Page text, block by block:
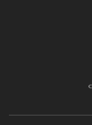
Webgune
nabigatzeko
Guztiz
"konfigurazioa"
cookie politika